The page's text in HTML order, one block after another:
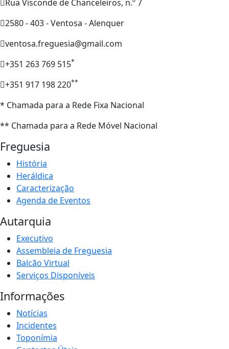
Rua Visconde de Chanceleiros, n.º 7
2580 - 403 - Ventosa - Alenquer
ventosa.freguesia@gmail.com
+351 263 769 515*
+351 917 198 220**
* Chamada para a Rede Fixa Nacional
** Chamada para a Rede Móvel Nacional
Freguesia
História
Heráldica
Caracterização
Agenda de Eventos
Autarquia
Executivo
Assembleia de Freguesia
Balcão Virtual
Serviços Disponíveis
Informações
Notícias
Incidentes
Toponímia